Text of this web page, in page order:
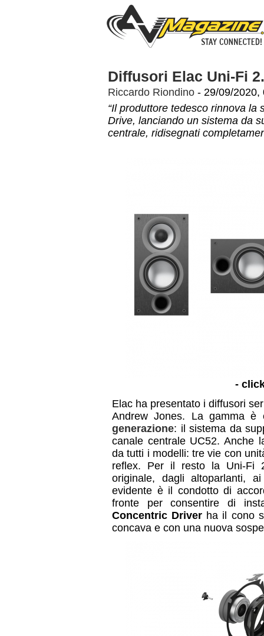
Diffusori Elac Uni-Fi
Riccardo Riondino - 29/09/2020,
“Il produttore tedesco rinnova
Drive, lanciando un sistema da
centrale, ridisegnati
-
Elac ha presentato i diffusori
Andrew Jones. La gamma
generazione: il sistema da
canale centrale UC52. Anche
da tutti i modelli: tre vie con
reflex. Per il resto la Uni-Fi
originale, dagli altoparlanti,
evidente è il condotto di
fronte per consentire di
Concentric Driver ha il cono
concava e con una nuova